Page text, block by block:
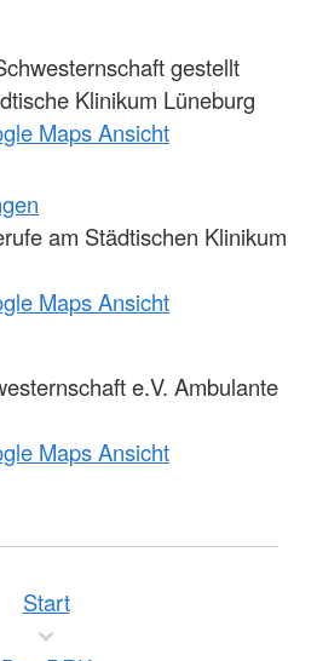
gestellt
Klinikum Lüneburg
Maps Ansicht
am Städtischen Klinikum
Maps Ansicht
e.V. Ambulante
Maps Ansicht
Start